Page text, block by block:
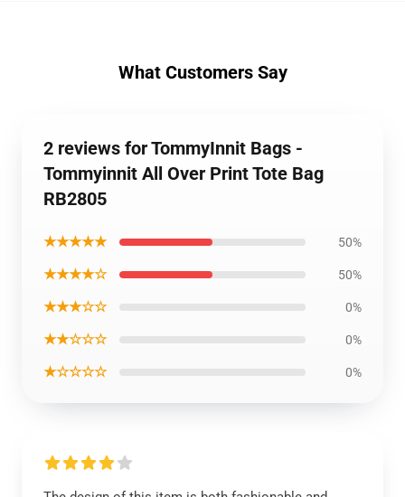
What Customers Say
2 reviews for TommyInnit Bags -
Tommyinnit All Over Print Tote Bag
RB2805
★★★★★ 50%
★★★★☆ 50%
★★★☆☆ 0%
★★☆☆☆ 0%
★☆☆☆☆ 0%